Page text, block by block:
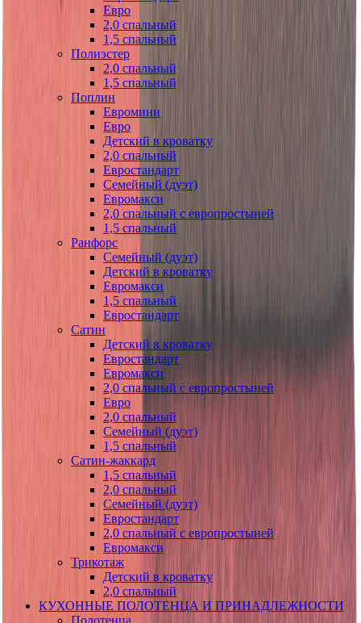
Евро
2,0 спальный
1,5 спальный
Полиэстер
2,0 спальный
1,5 спальный
Поплин
Евромини
Евро
Детский в кроватку
2,0 спальный
Евростандарт
Семейный (дуэт)
Евромакси
2,0 спальный с европростыней
1,5 спальный
Ранфорс
Семейный (дуэт)
Детский в кроватку
Евромакси
1,5 спальный
Евростандарт
Сатин
Детский в кроватку
Евростандарт
Евромакси
2,0 спальный с европростыней
Евро
2,0 спальный
Семейный (дуэт)
1,5 спальный
Сатин-жаккард
1,5 спальный
2,0 спальный
Семейный (дуэт)
Евростандарт
2,0 спальный с европростыней
Евромакси
Трикотаж
Детский в кроватку
2,0 спальный
КУХОННЫЕ ПОЛОТЕНЦА И ПРИНАДЛЕЖНОСТИ
Полотенца